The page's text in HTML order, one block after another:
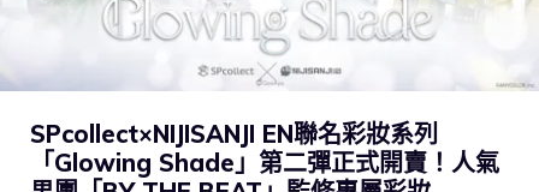
SPcollect×NIJISANJI EN聯名彩妝系列
「Glowing Shade」第二彈正式開賣！人氣